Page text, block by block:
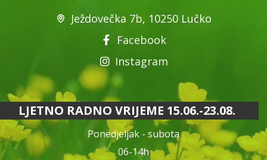
Ježdovečka 7b, 10250 Lučko
Facebook
Instagram
LJETNO RADNO VRIJEME 15.06.-23.08.
Ponedjeljak - subota
06-14h